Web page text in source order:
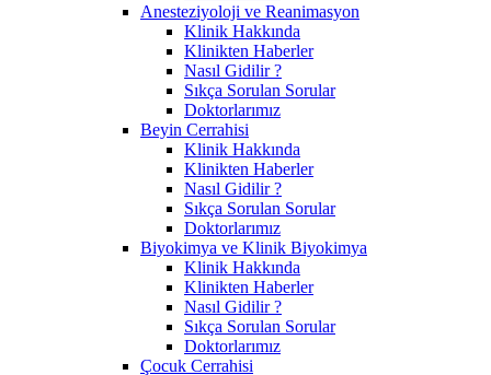
Anesteziyoloji ve Reanimasyon
Klinik Hakkında
Klinikten Haberler
Nasıl Gidilir ?
Sıkça Sorulan Sorular
Doktorlarımız
Beyin Cerrahisi
Klinik Hakkında
Klinikten Haberler
Nasıl Gidilir ?
Sıkça Sorulan Sorular
Doktorlarımız
Biyokimya ve Klinik Biyokimya
Klinik Hakkında
Klinikten Haberler
Nasıl Gidilir ?
Sıkça Sorulan Sorular
Doktorlarımız
Çocuk Cerrahisi